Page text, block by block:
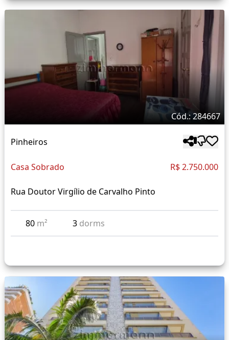
Cód.: 284667
Pinheiros
Casa Sobrado R$ 2.750.000
Rua Doutor Virgílio de Carvalho Pinto
80 m² 3 dorms